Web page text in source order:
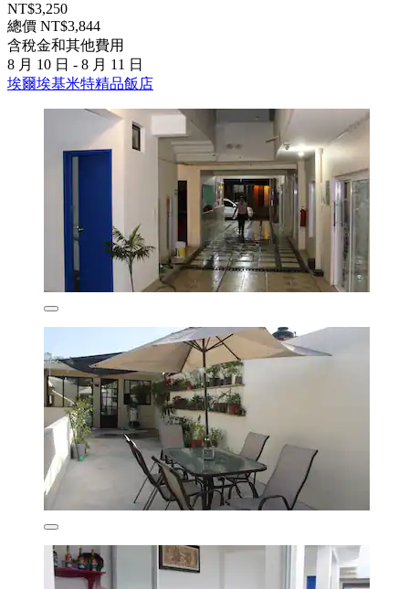
NT$3,250
總價 NT$3,844
含稅金和其他費用
8 月 10 日 - 8 月 11 日
埃爾埃基米特精品飯店